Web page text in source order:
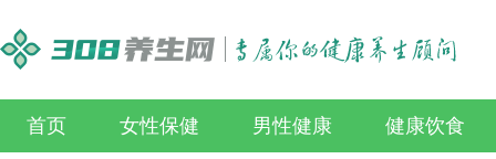
首页 女性保健 男性健康 健康饮食